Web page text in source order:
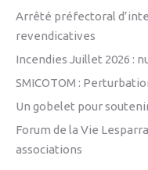
Arrêté préfectoral
revendicatives
Incendies Juillet 2026 :
SMICOTOM :
Un gobelet pour
Forum de la Vie
associations